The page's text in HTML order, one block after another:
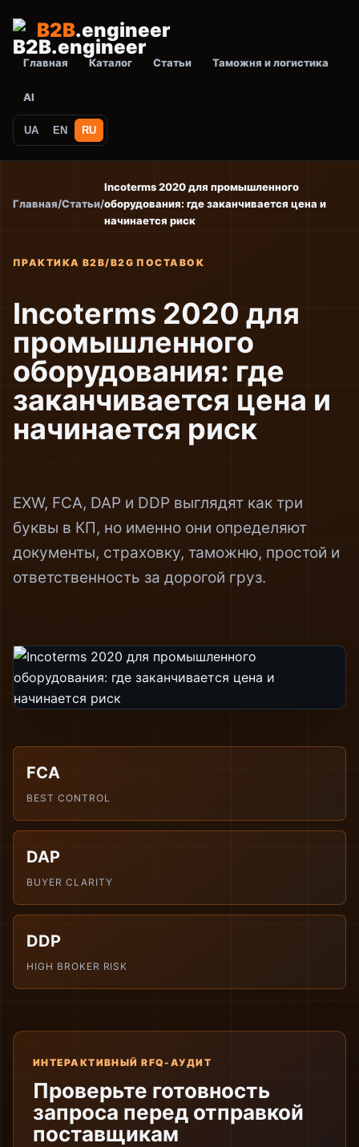
B2B.engineer
Главная Каталог Статьи Таможня и логистика
AI
UA EN RU
Главная/Статьи/
Incoterms 2020 для промышленного
оборудования: где заканчивается цена и
начинается риск
ПРАКТИКА B2B/B2G ПОСТАВОК
Incoterms 2020 для
промышленного
оборудования: где
заканчивается цена и
начинается риск
EXW, FCA, DAP и DDP выглядят как три
буквы в КП, но именно они определяют
документы, страховку, таможню, простой и
ответственность за дорогой груз.
FCA
BEST CONTROL
DAP
BUYER CLARITY
DDP
HIGH BROKER RISK
ИНТЕРАКТИВНЫЙ RFQ-АУДИТ
Проверьте готовность
запроса перед отправкой
поставщикам